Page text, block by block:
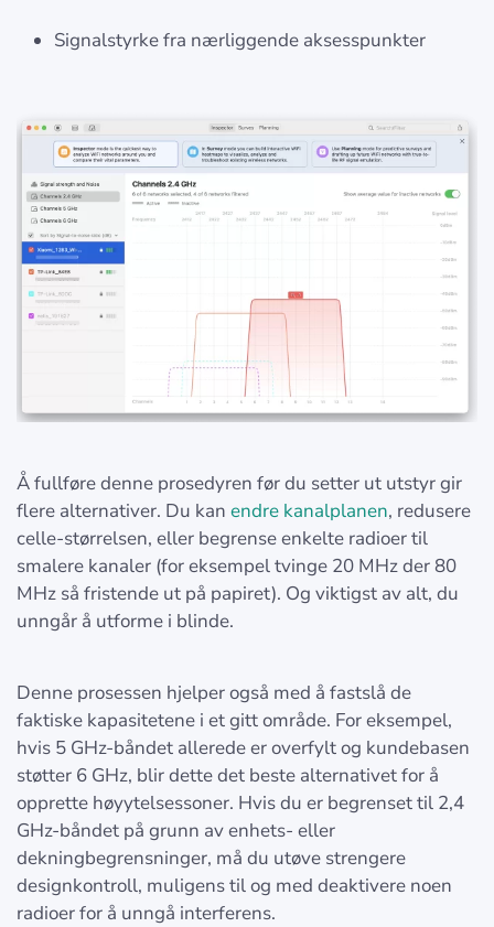
Signalstyrke fra nærliggende aksesspunkter
Å fullføre denne prosedyren før du setter ut utstyr gir
flere alternativer. Du kan endre kanalplanen, redusere
celle-størrelsen, eller begrense enkelte radioer til
smalere kanaler (for eksempel tvinge 20 MHz der 80
MHz så fristende ut på papiret). Og viktigst av alt, du
unngår å utforme i blinde.
Denne prosessen hjelper også med å fastslå de
faktiske kapasitetene i et gitt område. For eksempel,
hvis 5 GHz-båndet allerede er overfylt og kundebasen
støtter 6 GHz, blir dette det beste alternativet for å
opprette høyytelsessoner. Hvis du er begrenset til 2,4
GHz-båndet på grunn av enhets- eller
dekningbegrensninger, må du utøve strengere
designkontroll, muligens til og med deaktivere noen
radioer for å unngå interferens.